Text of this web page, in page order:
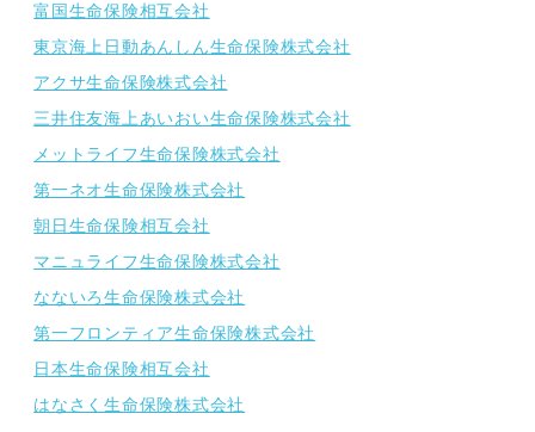
富国生命保険相互会社
東京海上日動あんしん生命保険株式会社
アクサ生命保険株式会社
三井住友海上あいおい生命保険株式会社
メットライフ生命保険株式会社
第一ネオ生命保険株式会社
朝日生命保険相互会社
マニュライフ生命保険株式会社
なないろ生命保険株式会社
第一フロンティア生命保険株式会社
日本生命保険相互会社
はなさく生命保険株式会社